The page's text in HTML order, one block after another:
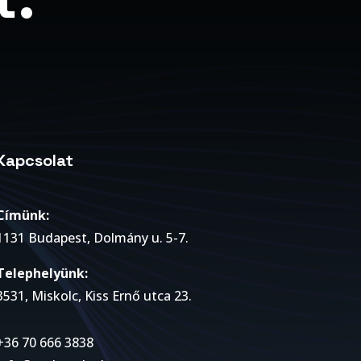
Budapest, Dolmány u. 5-7.
Miskolc, Kiss Ernő utca 23.
70 666 3838